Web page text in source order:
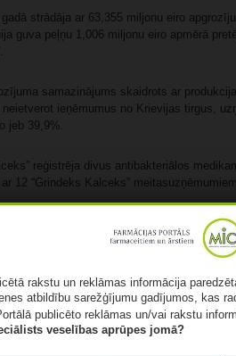
strādāja ar 63,355 miljonu eiro
guva peļņu 1,006 miljonu eiro apmērā
samazinājums skaidrots ar
ieņēmumus no Krievijas tirgus,
jeb 39,9%.
reģistrēja divus antibakteriālos
12 “Grindeks Kalceks”
pērn papildināja produktu klāstu ar
vēl sešās pasaules valstīs.
klāstu un realizācijas tirgus. Kā
plāno paplašināties arī Balkānu
Kompānija 2025.gadā plāno strādāt ar
produktu izvēli fokusēt šajās grupās.
rakstu un reklāmas informācija
atbildību sarežģījumu gadījumos, kas
publicēto reklāmas un/vai rakstu
veselības aprūpes jomā?